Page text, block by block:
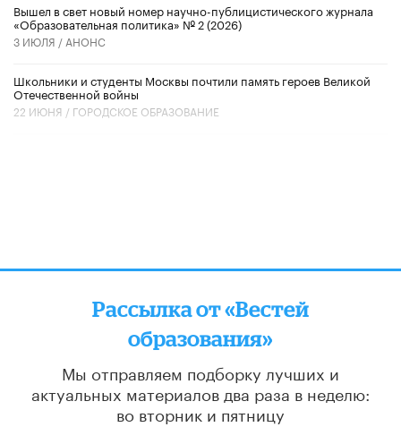
Вышел в свет новый номер научно-публицистического журнала
«Образовательная политика» № 2 (2026)
3 ИЮЛЯ / АНОНС
Школьники и студенты Москвы почтили память героев Великой
Отечественной войны
22 ИЮНЯ / ГОРОДСКОЕ ОБРАЗОВАНИЕ
Рассылка от «Вестей
образования»
Мы отправляем подборку лучших и
актуальных материалов два раза в неделю:
во вторник и пятницу